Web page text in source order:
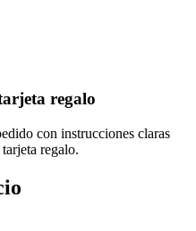
regalo
con instrucciones claras
regalo.